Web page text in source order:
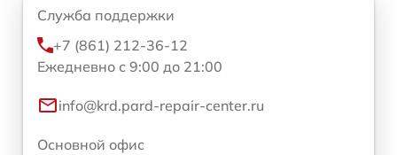
Служба поддержки
+7 (861) 212-36-12
Ежедневно с 9:00 до 21:00
info@krd.pard-repair-center.ru
Основной офис